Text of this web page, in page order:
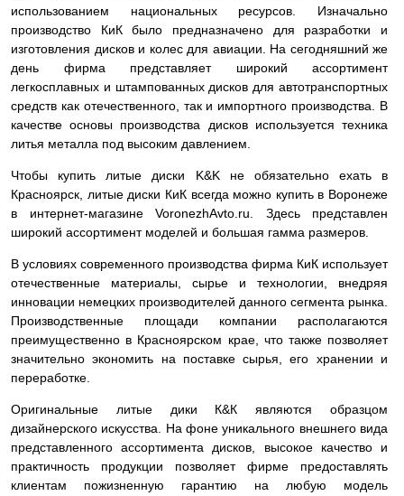
использованием национальных ресурсов. Изначально
производство КиК было предназначено для разработки и
изготовления дисков и колес для авиации. На сегодняшний же
день фирма представляет широкий ассортимент
легкосплавных и штампованных дисков для автотранспортных
средств как отечественного, так и импортного производства. В
качестве основы производства дисков используется техника
литья металла под высоким давлением.
Чтобы купить литые диски K&K не обязательно ехать в
Красноярск, литые диски КиК всегда можно купить в Воронеже
в интернет-магазине VoronezhAvto.ru. Здесь представлен
широкий ассортимент моделей и большая гамма размеров.
В условиях современного производства фирма КиК использует
отечественные материалы, сырье и технологии, внедряя
инновации немецких производителей данного сегмента рынка.
Производственные площади компании располагаются
преимущественно в Красноярском крае, что также позволяет
значительно экономить на поставке сырья, его хранении и
переработке.
Оригинальные литые дики К&К являются образцом
дизайнерского искусства. На фоне уникального внешнего вида
представленного ассортимента дисков, высокое качество и
практичность продукции позволяет фирме предоставлять
клиентам пожизненную гарантию на любую модель